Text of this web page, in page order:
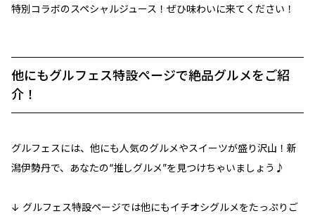
特別コラボのスペシャルジュース！ぜひ味わいに来てください！
他にもグルフェス特設ページで絶品グルメをご紹
介！
グルフェスには、他にも人気のグルメやスイーツが盛り沢山！新
潟伊勢丹で、あなたの“推しグルメ”を見つけちゃいましょう♪
↓ グルフェス特設ページでは他にもイチオシグルメをたっぷりご